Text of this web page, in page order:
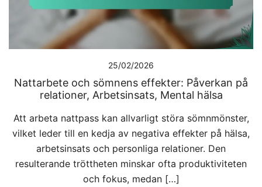
25/02/2026
Nattarbete och sömnens effekter: Påverkan på
relationer, Arbetsinsats, Mental hälsa
Att arbeta nattpass kan allvarligt störa sömnmönster,
vilket leder till en kedja av negativa effekter på hälsa,
arbetsinsats och personliga relationer. Den
resulterande tröttheten minskar ofta produktiviteten
och fokus, medan […]